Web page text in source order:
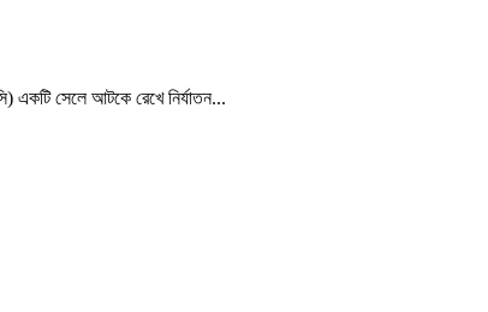
একটি সেলে আটকে রেখে নির্যাতন...